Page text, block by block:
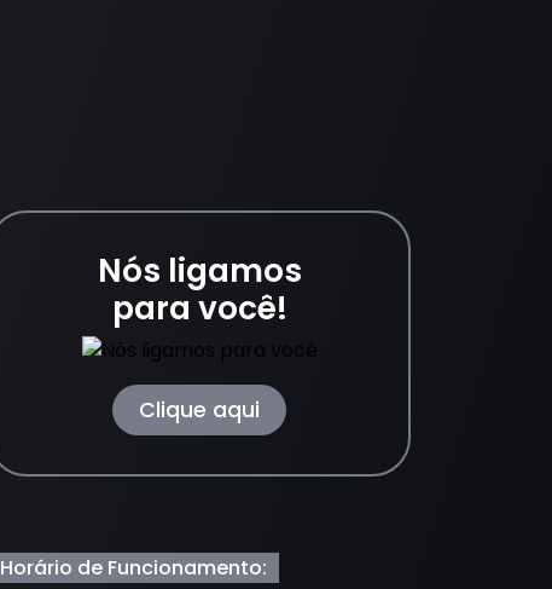
Nós ligamos
para você!
Clique aqui
Horário de Funcionamento: